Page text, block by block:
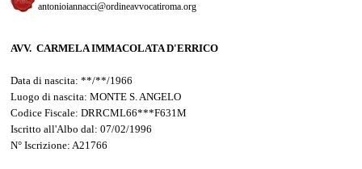
antonioiannacci@ordineavvocatiroma.org
AVV. CARMELA IMMACOLATA D'ERRICO
Data di nascita: **/**/1966
Luogo di nascita: MONTE S. ANGELO
Codice Fiscale: DRRCML66***F631M
Iscritto all'Albo dal: 07/02/1996
N° Iscrizione: A21766